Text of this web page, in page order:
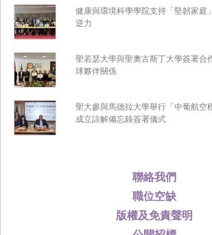
聯絡我們
職位空缺
版權及免責聲明
健康與環境科學學院支持「堅韌家庭
逆力
聖若瑟大學與聖奧古斯丁大學簽署合
球夥伴關係
聖大參與馬德拉大學舉行「中葡航空
成立諒解備忘錄簽署儀式